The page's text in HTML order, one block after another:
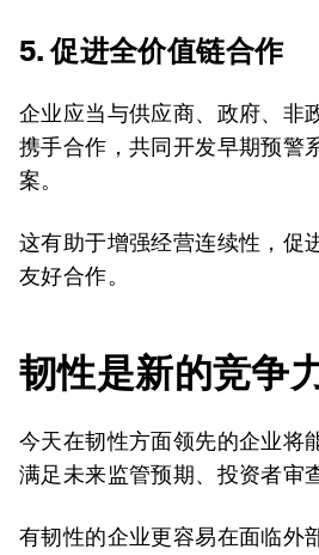
5. 促进全价值链合作
企业应当与供应商、政府、非
携手合作，共同开发早期预警
案。
这有助于增强经营连续性，促
友好合作。
韧性是新的竞争
今天在韧性方面领先的企业将
满足未来监管预期、投资者审
有韧性的企业更容易在面临外